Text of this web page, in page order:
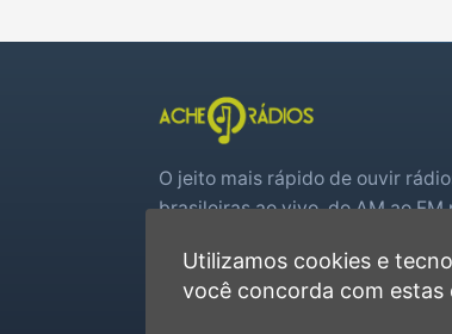
O jeito mais rápido de ouvir
brasileiras ao vivo, do AM ao FM
real.Utilizamos cookies e
você concorda com estas